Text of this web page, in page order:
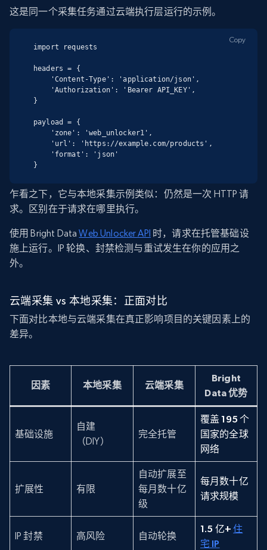
这是同一个采集任务通过云端执行层运行的示例。
import requests
headers = {
}
payload = {
}
Copy
乍看之下，它与本地采集示例类似：仍然是一次 HTTP 请
求。区别在于请求在哪里执行。
使用 Bright DataWeb Unlocker API 时，请求在托管基础设
施上运行。IP 轮换、封禁检测与重试发生在你的应用之
外。
云端采集 vs 本地采集：正面对比
下面对比本地与云端采集在真正影响项目的关键因素上的
差异。
因素 本地采集 云端采集
Bright
Data 优势
基础设施
自建
（DIY）
完全托管
覆盖 195 个
国家的全球
网络
扩展性 有限
自动扩展至
每月数十亿
级
每月数十亿
请求规模
IP 封禁 高风险 自动轮换
1.5 亿+住
宅 IP